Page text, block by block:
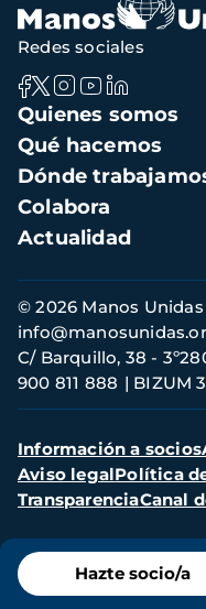
Menú
de
Hazte socio/a
Navegación
principal
Quienes somos
Qué hacemos
Dónde
Colabora
Actualidad
Redes sociales
Información
de
contacto
© 2026 Manos Unidas
C/ Barquillo, 38 -
900 811 888
BIZUM
Menú
secundario
Información a socios
Aviso legalPolítica
TransparenciaCanal